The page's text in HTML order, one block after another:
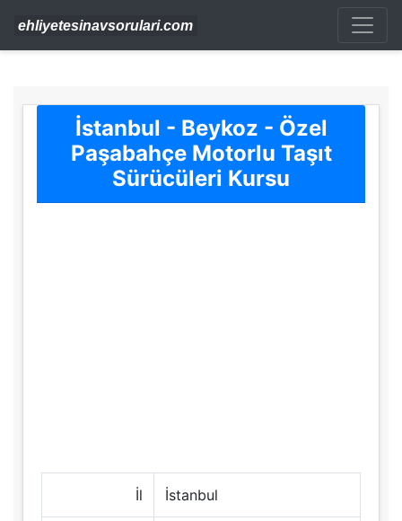
İstanbul - Beykoz - Özel
Paşabahçe Motorlu Taşıt
Sürücüleri Kursu
İl İstanbul